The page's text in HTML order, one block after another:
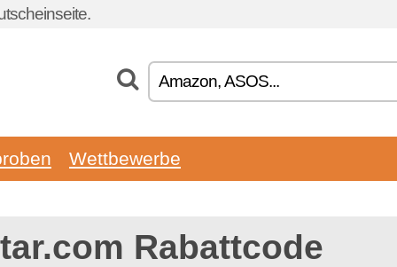
Wettbewerbe
Rabattcode